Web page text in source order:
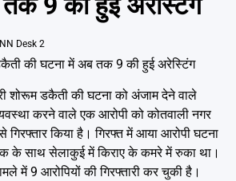
Desk 2
की घटना में अब तक 9 की हुई अरेस्टिंग
शोरूम डकैती की घटना को अंजाम देने वाले
करने वाले एक आरोपी को कोतवाली नगर
गिरफ्तार किया है। गिरफ्त में आया आरोपी घटना
के साथ सेलाकुई में किराए के कमरे में रुका था।
में 9 आरोपियों की गिरफ्तारी कर चुकी है।